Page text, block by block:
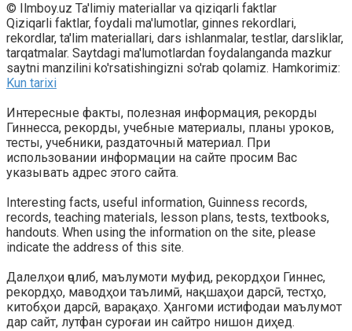
© Ilmboy.uz Ta'limiy materiallar va qiziqarli faktlar
Qiziqarli faktlar, foydali ma'lumotlar, ginnes rekordlari,
rekordlar, ta'lim materiallari, dars ishlanmalar, testlar, darsliklar,
tarqatmalar. Saytdagi ma'lumotlardan foydalanganda mazkur
saytni manzilini ko'rsatishingizni so'rab qolamiz. Hamkorimiz:
Kun tarixi
Интересные факты, полезная информация, рекорды
Гиннесса, рекорды, учебные материалы, планы уроков,
тесты, учебники, раздаточный материал. При
использовании информации на сайте просим Вас
указывать адрес этого сайта.
Interesting facts, useful information, Guinness records,
records, teaching materials, lesson plans, tests, textbooks,
handouts. When using the information on the site, please
indicate the address of this site.
Далелҳои ҷолиб, маълумоти муфид, рекордҳои Гиннес,
рекордҳо, маводҳои таълимӣ, нақшаҳои дарсӣ, тестҳо,
китобҳои дарсӣ, варақаҳо. Ҳангоми истифодаи маълумот
дар сайт, лутфан суроғаи ин сайтро нишон диҳед.